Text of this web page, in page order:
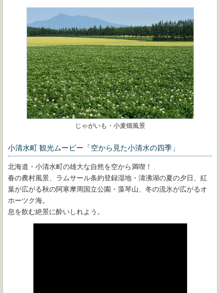
じゃがいも・小麦畑風景
小清水町 観光ムービー「空から見た小清水の四季」
北海道・小清水町の雄大な自然を空から満喫！
春の農村風景、ラムサール条約登録湿地・濤沸湖の夏の夕日、紅
葉が広がる秋の阿寒摩周国立公園・藻琴山、冬の流氷が広がるオ
ホーツク海。
息を飲む絶景に酔いしれよう。